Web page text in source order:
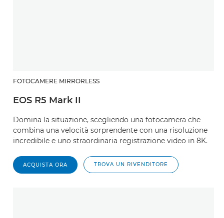
FOTOCAMERE MIRRORLESS
EOS R5 Mark II
Domina la situazione, scegliendo una fotocamera che
combina una velocità sorprendente con una risoluzione
incredibile e uno straordinaria registrazione video in 8K.
ACQUISTA ORA TROVA UN RIVENDITORE